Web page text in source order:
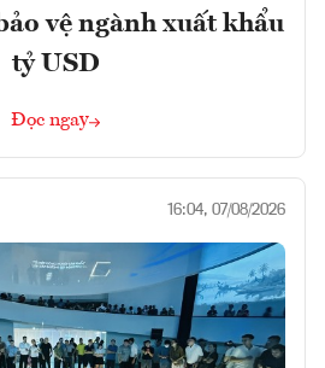
vệ ngành xuất khẩu
tỷ USD
Đọc ngay
16:04, 07/08/2026